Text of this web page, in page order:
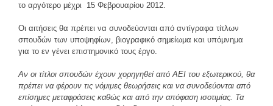
το αργότερο μέχρι 15 Φεβρουαρίου 2012.
Οι αιτήσεις θα πρέπει να συνοδεύονται από αντίγραφα τίτλων
σπουδών των υποψηφίων, βιογραφικό σημείωμα και υπόμνημα
για το εν γένει επιστημονικό τους έργο.
Αν οι τίτλοι σπουδών έχουν χορηγηθεί από ΑΕΙ του εξωτερικού, θα
πρέπει να φέρουν τις νόμιμες θεωρήσεις και να συνοδεύονται από
επίσημες μεταφράσεις καθώς και από την απόφαση ισοτιμίας. Τα